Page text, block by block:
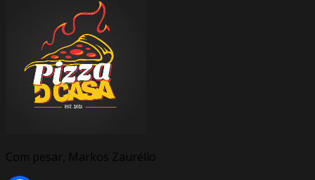
Com pesar, Markos Zaurélio